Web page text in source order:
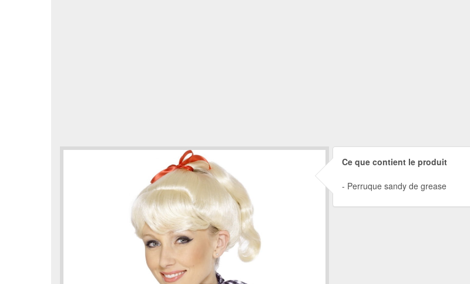
Ce que contient le produit
Perruque sandy de grease